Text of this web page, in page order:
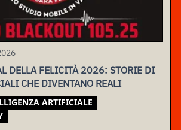
DELLA FELICITÀ 2026: STORIE DI
CHE DIVENTANO REALI
ARTIFICIALE